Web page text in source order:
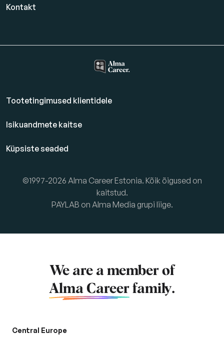
Kontakt
Tootetingimused klientidele
Isikuandmete kaitse
Küpsiste seaded
©1997-2026 Alma Career Estonia. Kõik õigused on
kaitstud.
PAYLAB on Alma Media grupi liige.
We are a member of
Alma Career family.
Central Europe